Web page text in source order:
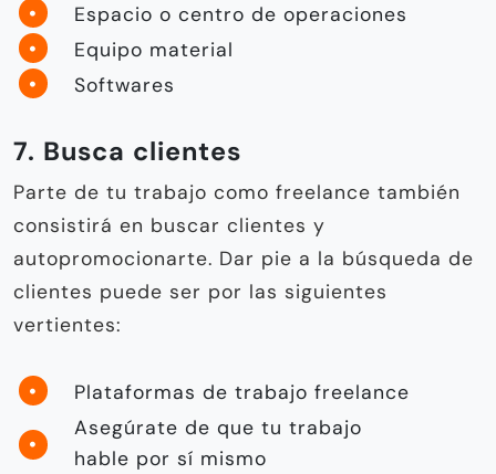
Espacio o centro de operaciones
Equipo material
Softwares
7. Busca clientes
Parte de tu trabajo como freelance también
consistirá en buscar clientes y
autopromocionarte. Dar pie a la búsqueda de
clientes puede ser por las siguientes
vertientes:
Plataformas de trabajo freelance
Asegúrate de que tu trabajo
hable por sí mismo